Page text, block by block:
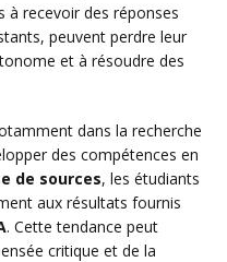
à recevoir des réponses
peuvent perdre leur
et à résoudre des
dans la recherche
des compétences en
de sources, les étudiants
aux résultats fournis
. Cette tendance peut
critique et de la